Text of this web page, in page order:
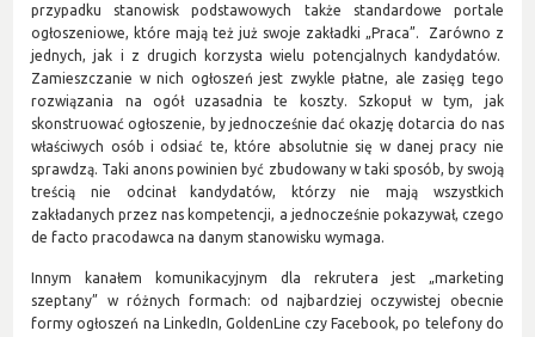
przypadku stanowisk podstawowych także standardowe portale
ogłoszeniowe, które mają też już swoje zakładki „Praca”. Zarówno z
jednych, jak i z drugich korzysta wielu potencjalnych kandydatów.
Zamieszczanie w nich ogłoszeń jest zwykle płatne, ale zasięg tego
rozwiązania na ogół uzasadnia te koszty. Szkopuł w tym, jak
skonstruować ogłoszenie, by jednocześnie dać okazję dotarcia do nas
właściwych osób i odsiać te, które absolutnie się w danej pracy nie
sprawdzą. Taki anons powinien być zbudowany w taki sposób, by swoją
treścią nie odcinał kandydatów, którzy nie mają wszystkich
zakładanych przez nas kompetencji, a jednocześnie pokazywał, czego
de facto pracodawca na danym stanowisku wymaga.
Innym kanałem komunikacyjnym dla rekrutera jest „marketing
szeptany” w różnych formach: od najbardziej oczywistej obecnie
formy ogłoszeń na LinkedIn, GoldenLine czy Facebook, po telefony do